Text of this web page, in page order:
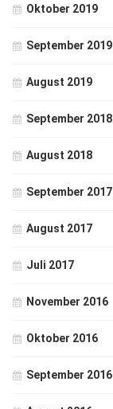
Oktober 2019
September 2019
August 2019
September 2018
August 2018
September 2017
August 2017
Juli 2017
November 2016
Oktober 2016
September 2016